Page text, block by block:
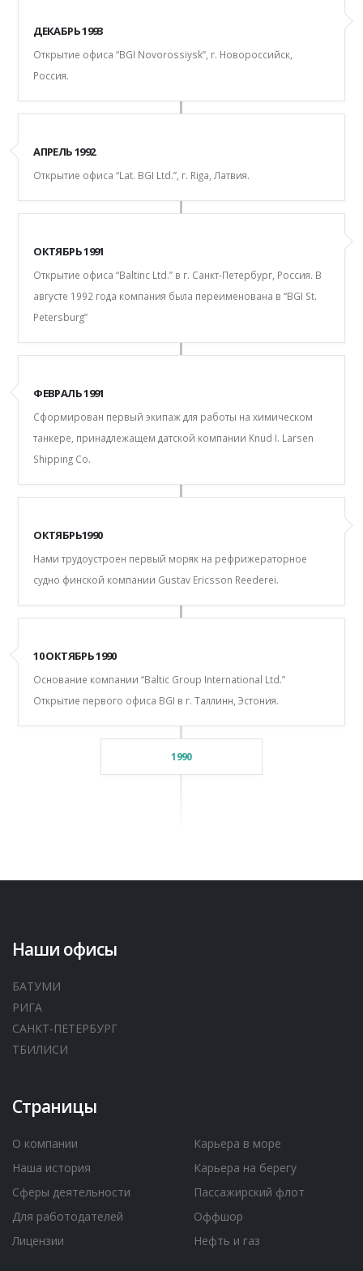
ДЕКАБРЬ 1993
Открытие офиса “BGI Novorossiysk”, г. Новороссийск,
Россия.
АПРЕЛЬ 1992
Открытие офиса “Lat. BGI Ltd.”, г. Riga, Латвия.
ОКТЯБРЬ 1991
Открытие офиса “Baltinc Ltd.” в г. Санкт-Петербург, Россия. В
августе 1992 года компания была переименована в “BGI St.
Petersburg”
ФЕВРАЛЬ 1991
Сформирован первый экипаж для работы на химическом
танкере, принадлежащем датской компании Knud I. Larsen
Shipping Co.
ОКТЯБРЬ1990
Нами трудоустроен первый моряк на рефрижераторное
судно финской компании Gustav Ericsson Reederei.
10 ОКТЯБРЬ 1990
Основание компании “Baltic Group International Ltd.”
Открытие первого офиса BGI в г. Таллинн, Эстония.
1990
Наши офисы
БАТУМИ
РИГА
САНКТ-ПЕТЕРБУРГ
ТБИЛИСИ
Страницы
О компании
Наша история
Сферы деятельности
Для работодателей
Лицензии
Карьера в море
Карьера на берегу
Пассажирский флот
Оффшор
Нефть и газ